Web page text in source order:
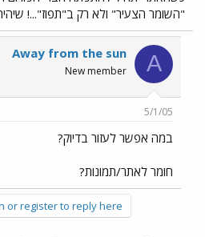
"השומר הצעיר" ולא רק ב"תפוז"...!
A
Away from the sun
New member
5/1/05
במה אפשר לעזור בדיוק?
חומר לאתר/תמונות?
or register to reply here.